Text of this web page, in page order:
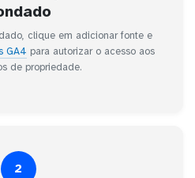
clique em adicionar fonte e
GA4 para autorizar o acesso aos
de propriedade.
2